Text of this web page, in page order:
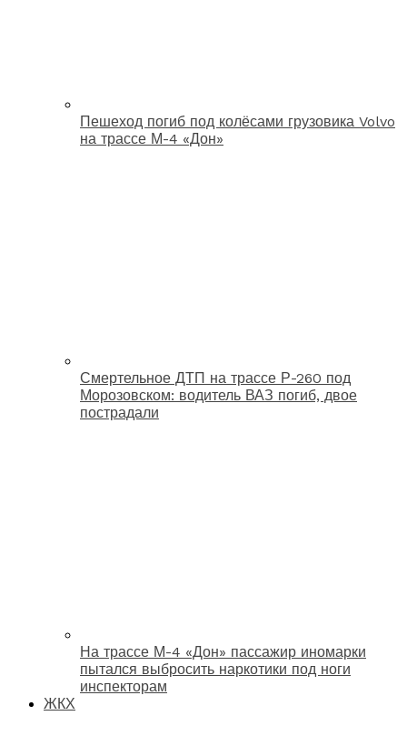
Пешеход погиб под колёсами грузовика Volvo
на трассе М-4 «Дон»
Смертельное ДТП на трассе Р-260 под
Морозовском: водитель ВАЗ погиб, двое
пострадали
На трассе М-4 «Дон» пассажир иномарки
пытался выбросить наркотики под ноги
инспекторам
ЖКХ